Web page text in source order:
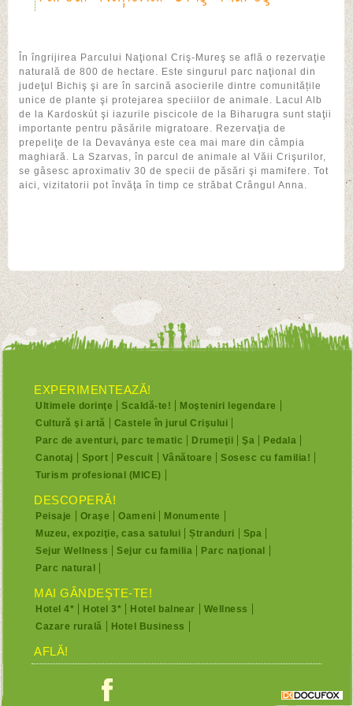
În îngrijirea Parcului Naţional Criş-Mureş se află o rezervaţie
naturală de 800 de hectare. Este singurul parc naţional din
judeţul Bichiş şi are în sarcină asocierile dintre comunitățile
unice de plante şi protejarea speciilor de animale. Lacul Alb
de la Kardoskút şi iazurile piscicole de la Biharugra sunt staţii
importante pentru păsările migratoare. Rezervaţia de
prepeliţe de la Devaványa este cea mai mare din câmpia
maghiară. La Szarvas, în parcul de animale al Văii Crişurilor,
se gâsesc aproximativ 30 de specii de păsări şi mamifere. Tot
aici, vizitatorii pot învăţa în timp ce străbat Crângul Anna.
EXPERIMENTEAZĂ!
Ultimele dorinţe Scaldă-te!
Moşteniri legendare
Cultură şi artă
Castele în jurul Crişului
Parc de aventuri, parc tematic
Drumeţii Şa
Pedala
Canotaj
Sport Pescuit Vânătoare
Sosesc cu familia!
Turism profesional (MICE)
DESCOPERĂ!
Peisaje Oraşe Oameni
Monumente
Muzeu, expoziţie, casa satului
Ștranduri
Spa
Sejur Wellness
Sejur cu familia
Parc naţional
Parc natural
MAI GÂNDEŞTE-TE!
Hotel 4* Hotel 3* Hotel balnear
Wellness
Cazare rurală
Hotel Business
AFLĂ!